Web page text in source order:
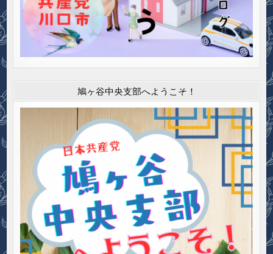
鳩ヶ谷中央支部へようこそ！